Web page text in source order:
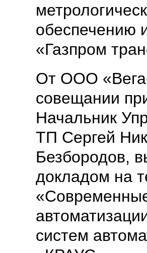
обеспечению
«Газпром
От ООО
совещании
Начальник
ТП Сергей
Безбородов,
докладом на
систем